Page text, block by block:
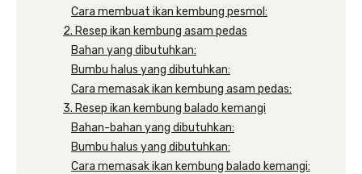
Cara membuat ikan kembung pesmol:
2. Resep ikan kembung asam pedas
Bahan yang dibutuhkan:
Bumbu halus yang dibutuhkan:
Cara memasak ikan kembung asam pedas:
3. Resep ikan kembung balado kemangi
Bahan-bahan yang dibutuhkan:
Bumbu halus yang dibutuhkan:
Cara memasak ikan kembung balado kemangi: